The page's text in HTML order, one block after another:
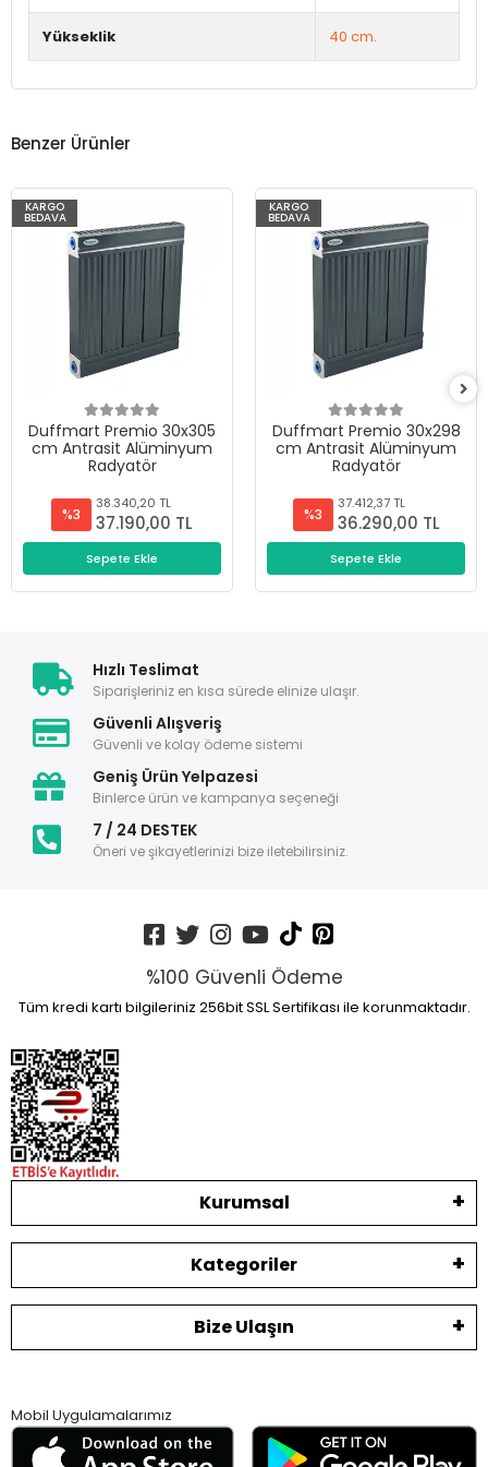
Yükseklik 40 cm.
Benzer Ürünler
KARGO
BEDAVA
Duffmart Premio 30x305
cm Antrasit Alüminyum
Radyatör
%3
38.340,20 TL
37.190,00 TL
Sepete Ekle
KARGO
BEDAVA
Duffmart Premio 30x298
cm Antrasit Alüminyum
Radyatör
%3
37.412,37 TL
36.290,00 TL
Sepete Ekle
Hızlı Teslimat
Siparişleriniz en kısa sürede elinize ulaşır.
Güvenli Alışveriş
Güvenli ve kolay ödeme sistemi
Geniş Ürün Yelpazesi
Binlerce ürün ve kampanya seçeneği
7 / 24 DESTEK
Öneri ve şikayetlerinizi bize iletebilirsiniz.
%100 Güvenli Ödeme
Tüm kredi kartı bilgileriniz 256bit SSL Sertifikası ile korunmaktadır.
Kurumsal
Kategoriler
Bize Ulaşın
Mobil Uygulamalarımız